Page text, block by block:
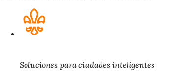
Soluciones para ciudades inteligentes